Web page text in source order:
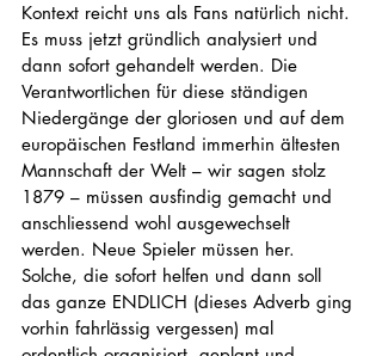
Kontext reicht uns als Fans natürlich nicht.
Es muss jetzt gründlich analysiert und
dann sofort gehandelt werden. Die
Verantwortlichen für diese ständigen
Niedergänge der gloriosen und auf dem
europäischen Festland immerhin ältesten
Mannschaft der Welt – wir sagen stolz
1879 – müssen ausfindig gemacht und
anschliessend wohl ausgewechselt
werden. Neue Spieler müssen her.
Solche, die sofort helfen und dann soll
das ganze ENDLICH (dieses Adverb ging
vorhin fahrlässig vergessen) mal